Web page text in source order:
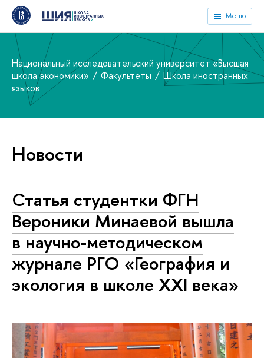
Меню
Национальный исследовательский университет «Высшая
школа экономики»
Факультеты
Школа иностранных
языков
Новости
Статья студентки ФГН
Вероники Минаевой вышла
в научно-методическом
журнале РГО «География и
экология в школе XXI века»